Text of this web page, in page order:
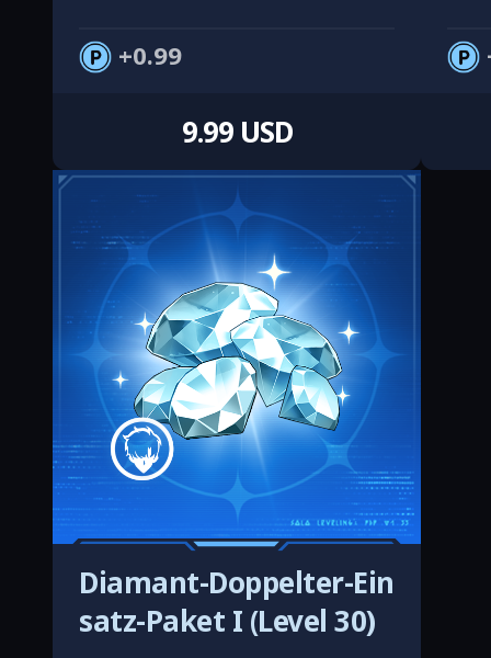
0.99
9.99 USD
Diamant-Doppelter-Ein
satz-Paket I (Level 30)